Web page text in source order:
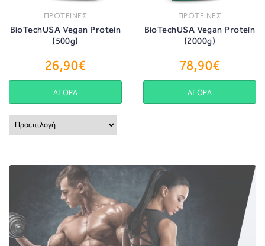
ΠΡΩΤΕΙΝΕΣ
BioTechUSA Vegan Protein
(500g)
26,90€
ΑΓΟΡΑ
ΠΡΩΤΕΙΝΕΣ
BioTechUSA Vegan Protein
(2000g)
78,90€
ΑΓΟΡΑ